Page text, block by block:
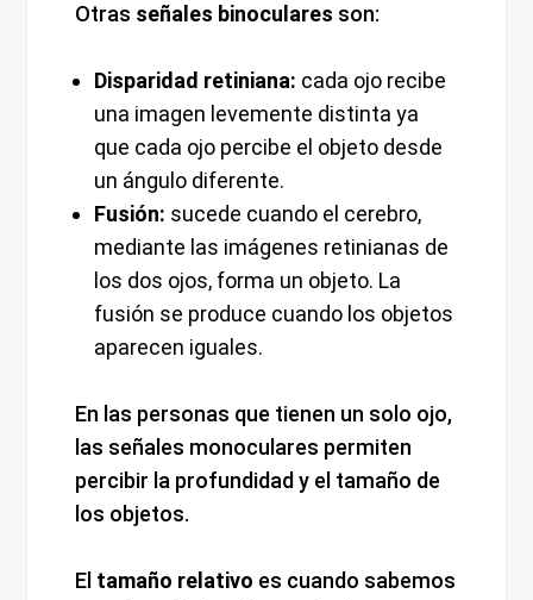
Otras señales binoculares son:
Disparidad retiniana: cada ojo recibe
una imagen levemente distinta ya
que cada ojo percibe el objeto desde
un ángulo diferente.
Fusión: sucede cuando el cerebro,
mediante las imágenes retinianas de
los dos ojos, forma un objeto. La
fusión se produce cuando los objetos
aparecen iguales.
En las personas que tienen un solo ojo,
las señales monoculares permiten
percibir la profundidad y el tamaño de
los objetos.
El tamaño relativo es cuando sabemos